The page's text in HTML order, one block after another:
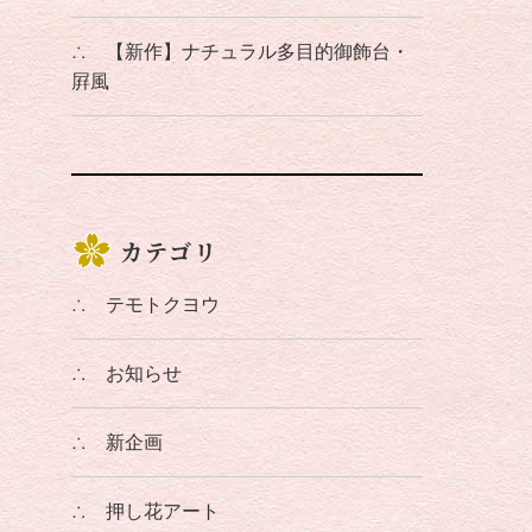
∴
【新作】ナチュラル多目的御飾台・
屛風
カテゴリ
∴ テモトクヨウ
∴ お知らせ
∴新企画
∴押し花アート